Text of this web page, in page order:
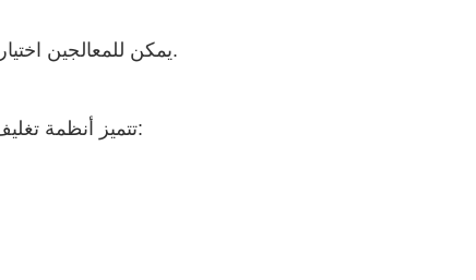
يمكن للمعالجين اختيار حل التغليف الذي يتوافق بشكل أفضل مع موضع المنتج ومتطلبات الإنتاج.
تتميز أنظمة تغليف المواد الغذائية المجمدة الحديثة بأنها متعددة الاستخدامات ويمكنها التعبئة: